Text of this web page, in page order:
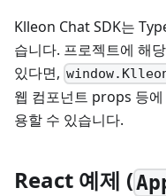
Klleon Chat SDK는
습니다. 프로젝트에 해
있다면,
웹 컴포넌트 props 등
용할 수 있습니다.
React 예제 (